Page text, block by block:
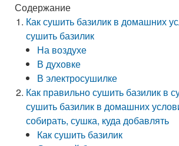
Содержание
Как сушить базилик в домашних
сушить базилик
На воздухе
В духовке
В электросушилке
Как правильно сушить базилик в
сушить базилик в домашних
собирать, сушка, куда добавлять
Как сушить базилик